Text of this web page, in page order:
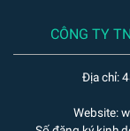
CÔNG TY
Địa chỉ:
Website: